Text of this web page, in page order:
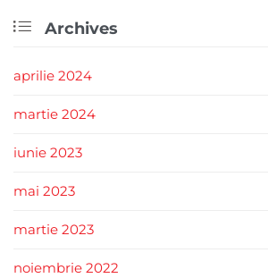
 Archives
aprilie 2024
martie 2024
iunie 2023
mai 2023
martie 2023
noiembrie 2022